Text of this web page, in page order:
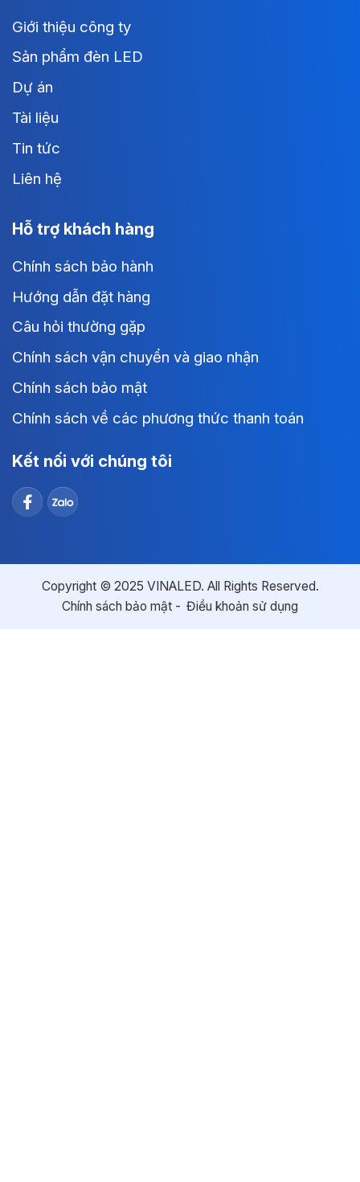
Giới thiệu công ty
Sản phẩm đèn LED
Dự án
Tài liệu
Tin tức
Liên hệ
Hỗ trợ khách hàng
Chính sách bảo hành
Hướng dẫn đặt hàng
Câu hỏi thường gặp
Chính sách vận chuyển và giao nhận
Chính sách bảo mật
Chính sách về các phương thức thanh toán
Kết nối với chúng tôi
Copyright © 2025 VINALED. All Rights Reserved.
Chính sách bảo mật
Điều khoản sử dụng